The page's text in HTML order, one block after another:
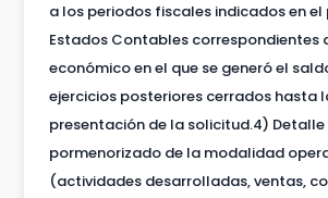
a los periodos fiscales indicados en el
Estados Contables correspondientes
económico en el que se generó el
ejercicios posteriores cerrados hasta
presentación de la solicitud.4) Detalle
pormenorizado de la modalidad
(actividades desarrolladas, ventas,